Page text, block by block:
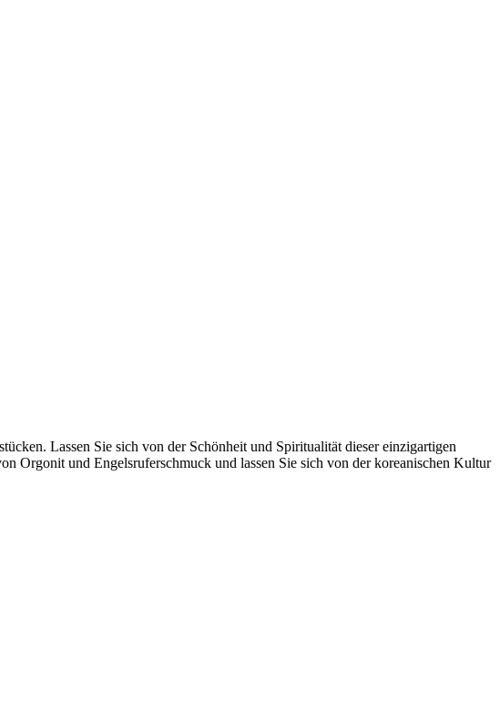
Lassen Sie sich von der Schönheit und Spiritualität dieser einzigartigen
Orgonit und Engelsruferschmuck und lassen Sie sich von der koreanischen Kultur